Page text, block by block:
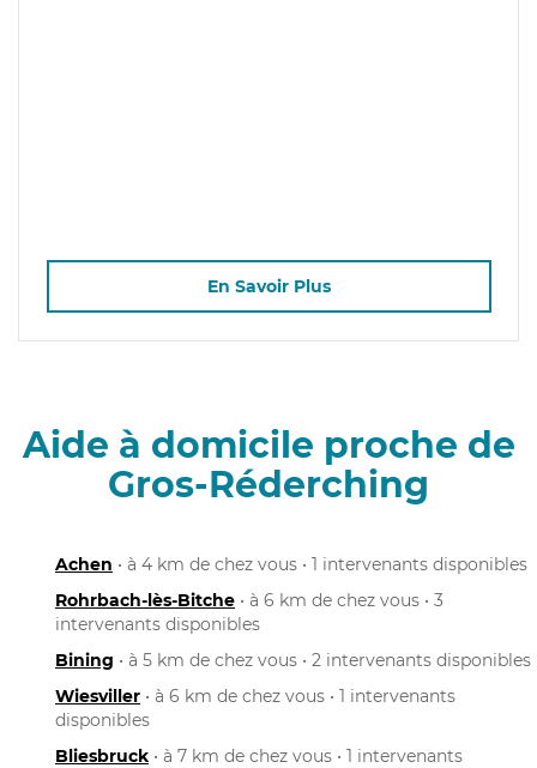
En Savoir Plus
Aide à domicile proche de
Gros-Réderching
Achen • à 4 km de chez vous • 1 intervenants disponibles
Rohrbach-lès-Bitche • à 6 km de chez vous • 3
intervenants disponibles
Bining • à 5 km de chez vous • 2 intervenants disponibles
Wiesviller • à 6 km de chez vous • 1 intervenants
disponibles
Bliesbruck • à 7 km de chez vous • 1 intervenants